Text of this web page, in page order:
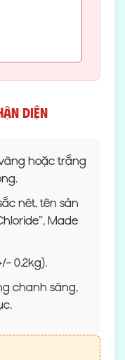
diện
hoặc trắng
nét, tên sản
Made
0.2kg).
chanh sáng,